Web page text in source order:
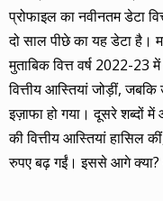
प्रोफाइल का नवीनतम डेटा
दो साल पीछे का यह डेटा है।
मुताबिक वित्त वर्ष 2022-23
वित्तीय आस्तियां जोड़ीं,
इज़ाफा हो गया। दूसरे शब्दों
की वित्तीय आस्तियां हासिल
रुपए बढ़ गईं। इससे आगे क्या?